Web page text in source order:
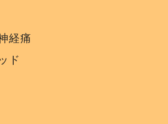
経痛
ド